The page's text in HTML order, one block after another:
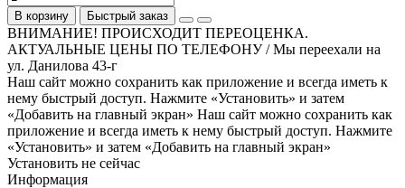
В корзину Быстрый заказ
ВНИМАНИЕ! ПРОИСХОДИТ ПЕРЕОЦЕНКА.
АКТУАЛЬНЫЕ ЦЕНЫ ПО ТЕЛЕФОНУ / Мы переехали на
ул. Данилова 43-г
Наш сайт можно сохранить как приложение и всегда иметь к
нему быстрый доступ. Нажмите «Установить» и затем
«Добавить на главный экран» Наш сайт можно сохранить как
приложение и всегда иметь к нему быстрый доступ. Нажмите
«Установить» и затем «Добавить на главный экран»
Установить не сейчас
Информация